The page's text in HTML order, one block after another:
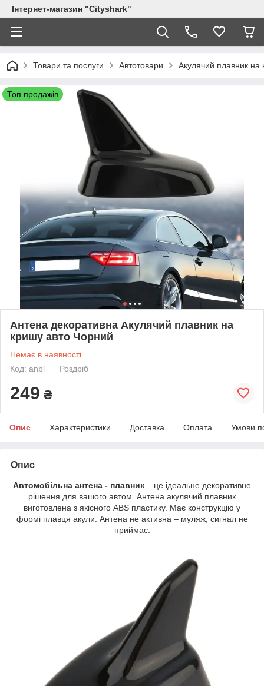
Інтернет-магазин "Сityshark"
Товари та послуги Автотовари Акулячий плавник на
Топ продажів
Антена декоративна Акулячий плавник на
кришу авто Чорний
Немає в наявності
Код: anbl
Роздріб
249 ₴
Опис Характеристики Доставка Оплата Умови
Опис
Автомобільна антена - плавник – це ідеальне декоративне
рішення для вашого автом. Антена акулячий плавник
виготовлена з якісного ABS пластику. Має конструкцію у
формі плавця акули. Антена не активна – муляж, сигнал не
приймає.